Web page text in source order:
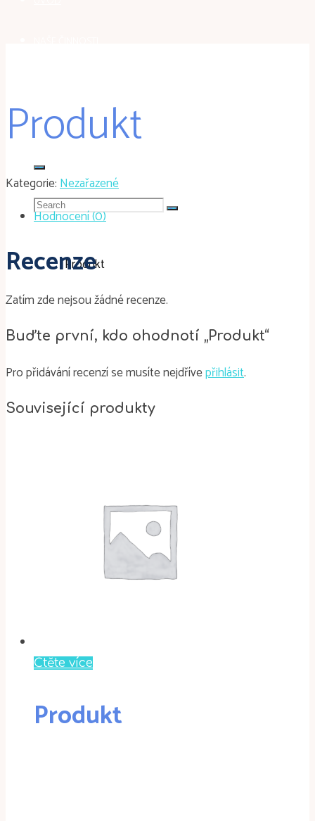
KONTAKT
Search
Home
NezařazenéProdukt
Produkt
Kategorie:Nezařazené
Hodnocení (0)
Recenze
Zatím zde nejsou žádné recenze.
Buďte první, kdo ohodnotí „Produkt“
Pro přidávání recenzí se musíte nejdřívepřihlásit.
Související produkty
Čtěte více
Produkt